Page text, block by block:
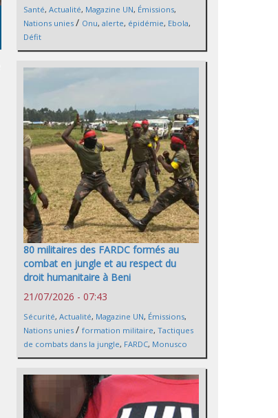
Santé, Actualité, Magazine UN, Émissions,
Nations unies / Onu, alerte, épidémie, Ebola,
Défit
80 militaires des FARDC formés au
combat en jungle et au respect du
droit humanitaire à Beni
21/07/2026 - 07:43
Sécurité, Actualité, Magazine UN, Émissions,
Nations unies / formation militaire, Tactiques
de combats dans la jungle, FARDC, Monusco